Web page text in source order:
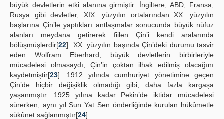
büyük devletlerin etki alanına girmiştir. İngiltere, ABD, Fransa,
Rusya gibi devletler, XIX. yüzyılın ortalarından XX. yüzyılın
başlarına Çin’le yaptıkları antlaşmalar sonucunda büyük nüfuz
alanları meydana getirerek fiilen Çin’i kendi aralarında
bölüşmüşlerdir[22]. XX. yüzyılın başında Çin’deki durumu tasvir
eden Wolfram Eberhard, büyük devletlerin birbirleriyle
mücadelesi olmasaydı, Çin’in çoktan ilhak edilmiş olacağını
kaydetmiştir[23]. 1912 yılında cumhuriyet yönetimine geçen
Çin’de hiçbir değişiklik olmadığı gibi, daha fazla kargaşa
yaşanmıştır. 1925 yılına kadar Pekin’de iktidar mücadelesi
sürerken, aynı yıl Sun Yat Sen önderliğinde kurulan hükûmetle
sükûnet sağlanmıştır[24].